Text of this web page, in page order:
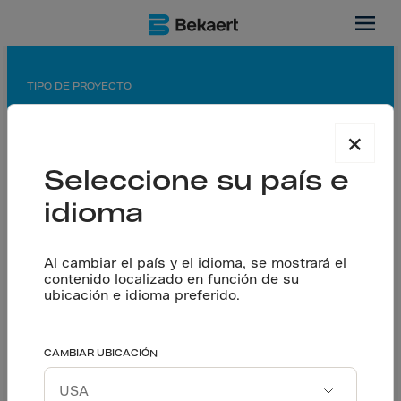
TIPO DE PROYECTO
Planta de fabricación
Piso con juntas aserradas
SOCIOS
Contratista de pisos: Aditivos Y Recubrimientos
Técnicos (ARTEC)
Concretera: Cemex Concretos
Hablemos
×
Seleccione su país e
idioma
Al cambiar el país y el idioma, se mostrará el
contenido localizado en función de su
ubicación e idioma preferido.
CAMBIAR UBICACIÓN
Contribuye a lograr los